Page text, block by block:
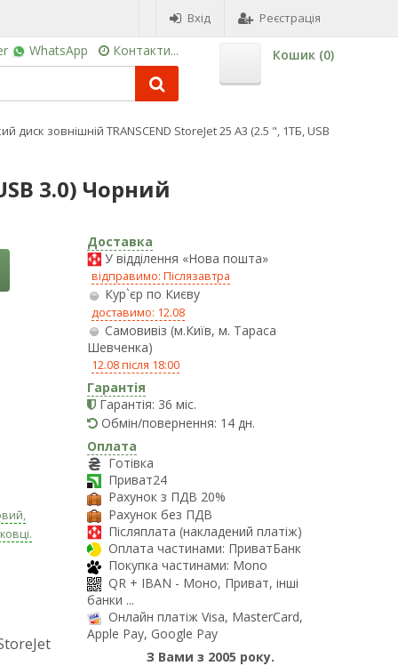
Вхід Реєстрація
WhatsApp Контакти... Кошик (0)
диск зовнішній TRANSCEND StoreJet 25 A3 (2.5 ", 1ТБ, USB
3.0) Чорний
Доставка
У відділення «Нова пошта»
відправимо: Післязавтра
Кур`єр по Києву
доставимо: 12.08
Самовивіз (м.Київ, м. Тараса
Шевченка)
12.08 після 18:00
Гарантія
Гарантія: 36 міс.
Обмін/повернення: 14 дн.
Оплата
Готівка
Приват24
Рахунок з ПДВ 20%
Рахунок без ПДВ
Післяплата (накладений платіж)
Оплата частинами: ПриватБанк
Покупка частинами: Mono
QR + IBAN - Моно, Приват, інші
банки ...
Онлайн платіж Visa, MasterCard,
Apple Pay, Google Pay
З Вами з 2005 року.